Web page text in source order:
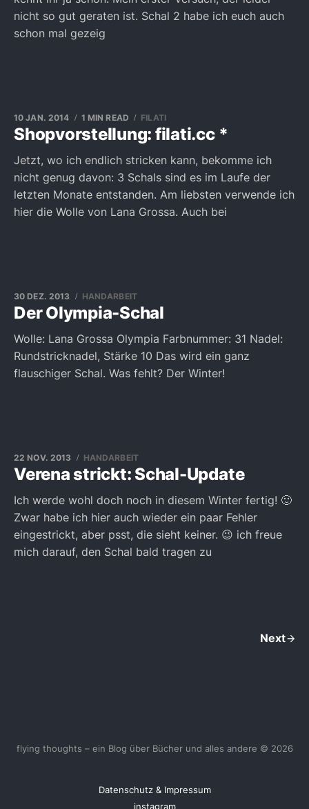
nicht so gut geraten ist. Schal 2 habe ich euch auch
schon mal gezeig
Shopvorstellung: filati.cc *
10 JAN. 2014 1 MIN READ FILATI
Jetzt, wo ich endlich stricken kann, bekomme ich
nicht genug davon: 3 Schals sind es im Laufe der
letzten Monate entstanden. Am liebsten verwende ich
hier die Wolle von Lana Grossa. Auch bei
Der Olympia-Schal
30 DEZ. 2013 HANDARBEIT
Wolle: Lana Grossa Olympia Farbnummer: 31 Nadel:
Rundstricknadel, Stärke 10 Das wird ein ganz
flauschiger Schal. Was fehlt? Der Winter!
Verena strickt: Schal-Update
22 NOV. 2013 HANDARBEIT
Ich werde wohl doch noch in diesem Winter fertig! 🙂
Zwar habe ich hier auch wieder ein paar Fehler
eingestrickt, aber psst, die sieht keiner. 😉 ich freue
mich darauf, den Schal bald tragen zu
Next
flying thoughts – ein Blog über Bücher und alles andere © 2026
Datenschutz & Impressum
instagram